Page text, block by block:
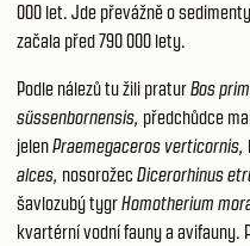
000 let. Jde převážně o
začala před 790 000 lety.
Podle nálezů tu žili praturBos
süssenbornensis, předchůdce
jelenPraemegaceros verticornis,
alces, nosorožec Dicerorhinus
šavlozubý tygrHomotherium
kvartérní vodní fauny a avifauny.